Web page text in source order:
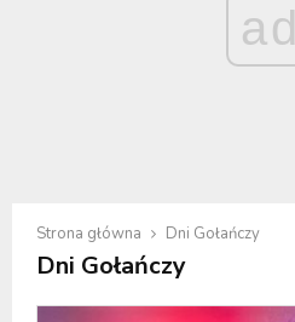
ad
Strona główna Dni Gołańczy
Dni Gołańczy